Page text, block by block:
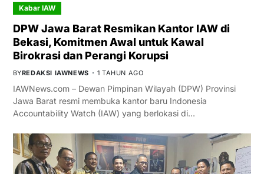
Kabar IAW
DPW Jawa Barat Resmikan Kantor IAW di
Bekasi, Komitmen Awal untuk Kawal
Birokrasi dan Perangi Korupsi
BYREDAKSI IAWNEWS 1 TAHUN AGO
IAWNews.com – Dewan Pimpinan Wilayah (DPW) Provinsi
Jawa Barat resmi membuka kantor baru Indonesia
Accountability Watch (IAW) yang berlokasi di…